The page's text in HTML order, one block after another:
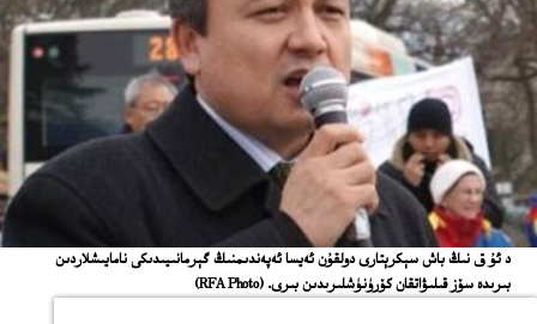
ﺩ ﺋﯘ ﻕ ﻧﯩﯔ ﺑﺎﺵ ﺳﯧﻜﺮﯦﺘﺎﺭﻯ ﺩﻭﻟﻘﯘﻥ ﺋﻪﻳﺴﺎ ﺋﻪﭘﻪﻧﺪﯨﻤﻨﯩﯔ ﮔﯧﺮﻣﺎﻧﯩﻴﯩﺪﯨﻜﻰ ﻧﺎﻣﺎﻳﯩﺸﻼﺭﺩﯨﻦ
ﺑﯩﺮﯨﺪﻩ ﺳﯚﺯ ﻗﯩﻠﯩﯟﺍﺗﻘﺎﻥ ﻛﯚﺭﯛﻧﯜﺷﻠﯩﺮﯨﺪﯨﻦ ﺑﯩﺮﻯ.(RFA Photo)